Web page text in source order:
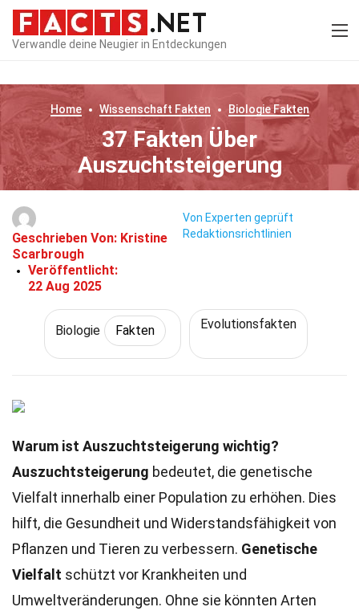
Verwandle deine Neugier in Entdeckungen
Home Wissenschaft Fakten BiologieFakten
37 Fakten Über
Auszuchtsteigerung
Geschrieben Von: Kristine
Scarbrough
Veröffentlicht:
22 Aug 2025
Von Experten geprüft
Redaktionsrichtlinien
Biologie Fakten Evolutionsfakten
Warum ist Auszuchtsteigerung wichtig?
Auszuchtsteigerung bedeutet, die genetische
Vielfalt innerhalb einer Population zu erhöhen. Dies
hilft, die Gesundheit und Widerstandsfähigkeit von
Pflanzen und Tieren zu verbessern. Genetische
Vielfalt schützt vor Krankheiten und
Umweltveränderungen. Ohne sie könnten Arten